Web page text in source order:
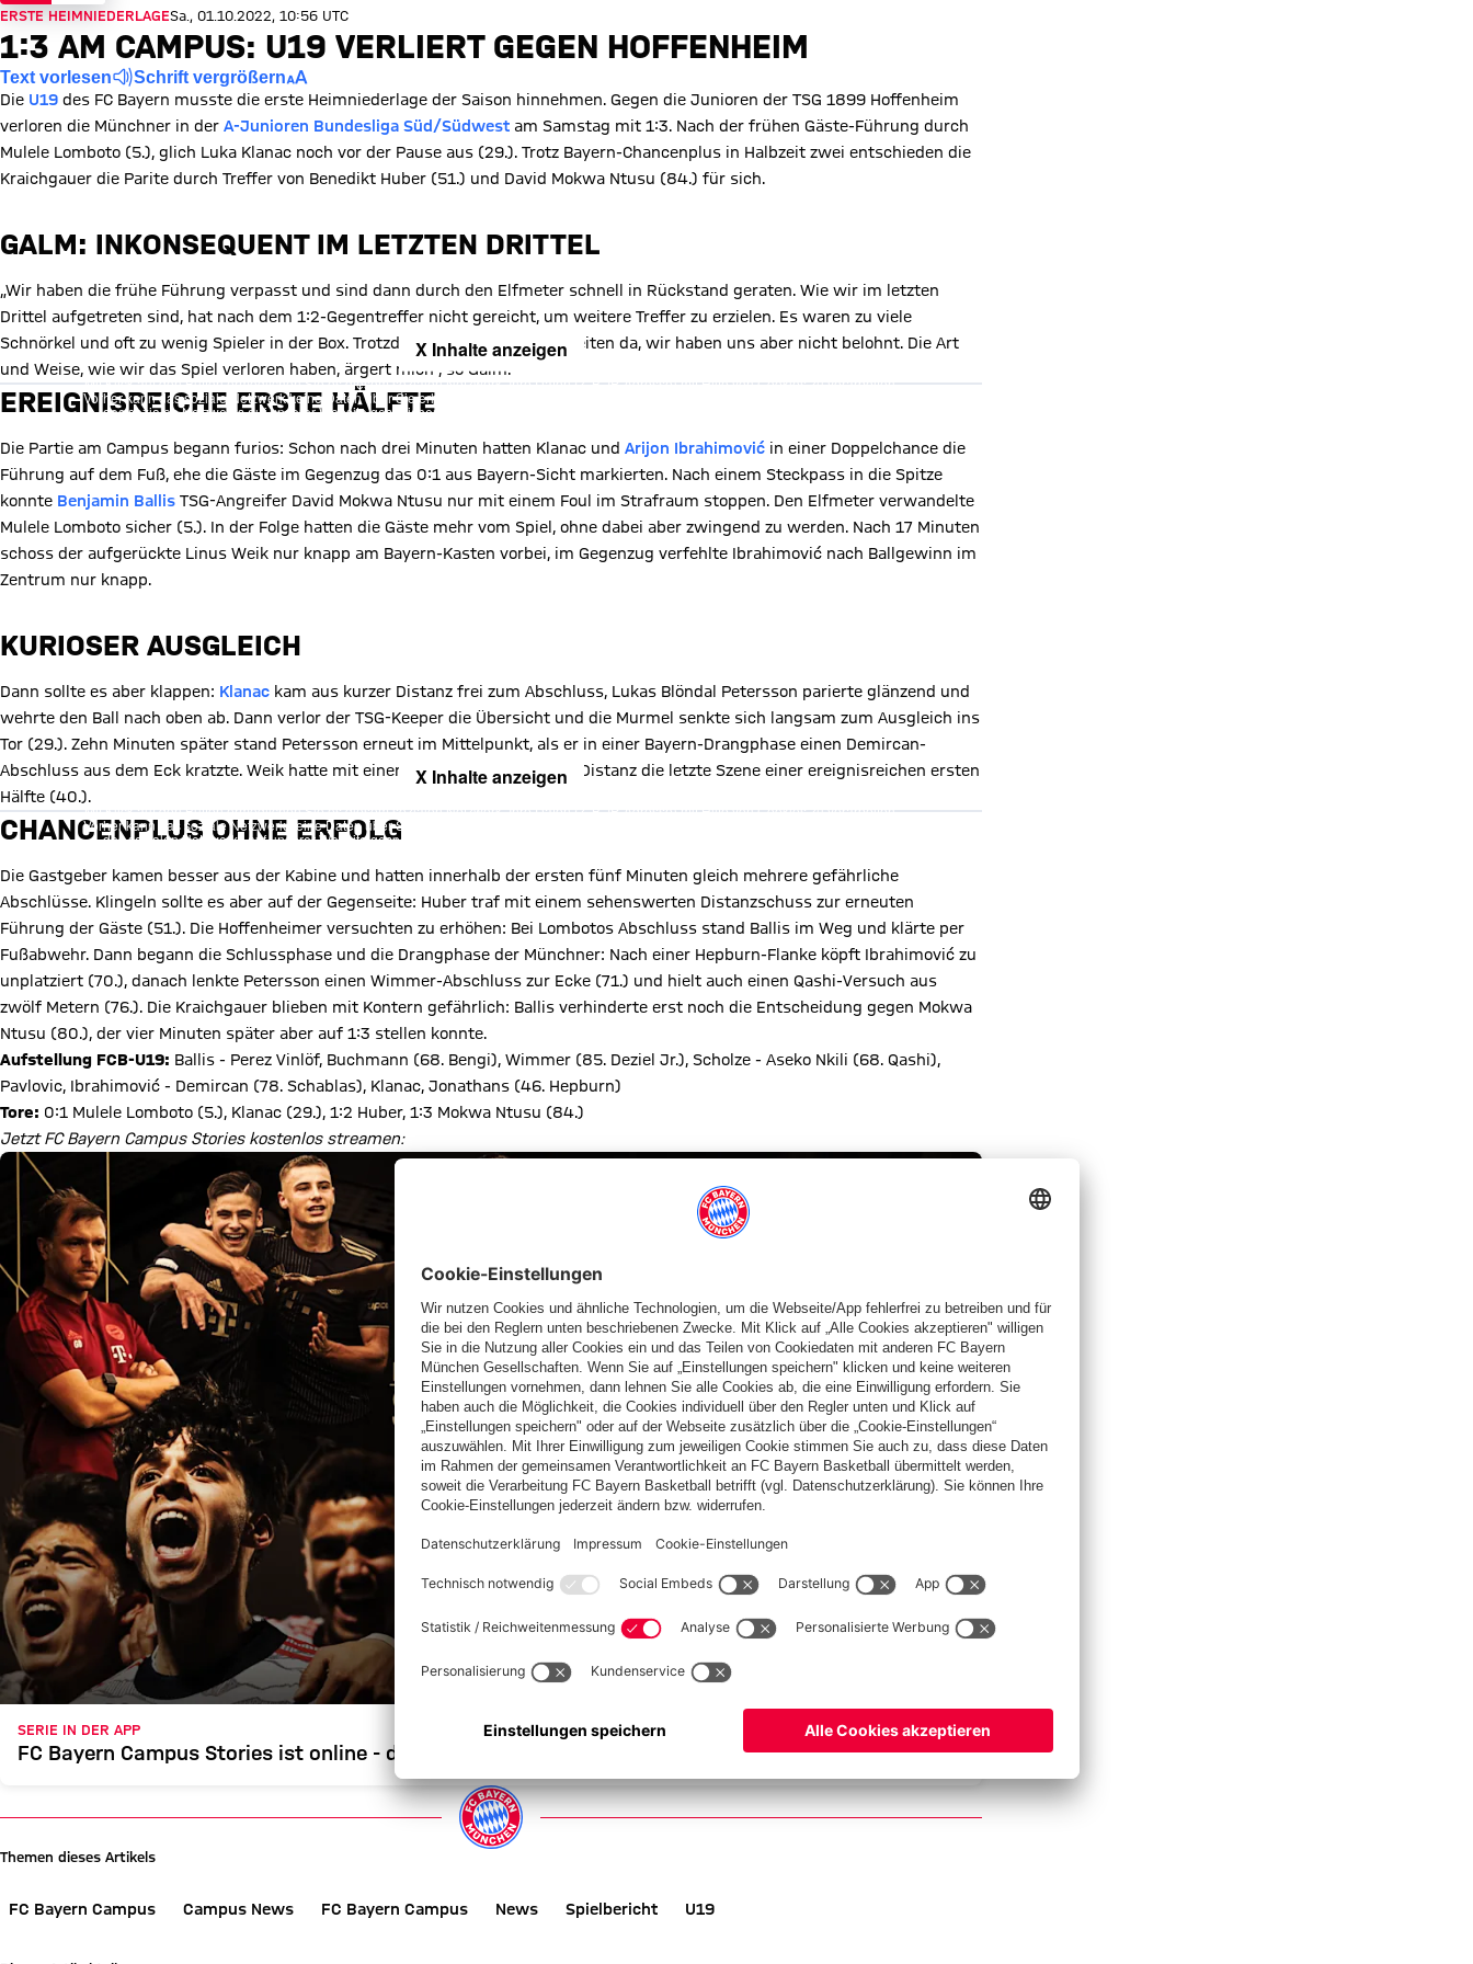
ERSTE HEIMNIEDERLAGESa., 01.10.2022, 10:56 UTC
1:3 AM CAMPUS: U19 VERLIERT GEGEN HOFFENHEIM
Text vorlesen Schrift vergrößern
Die U19 des FC Bayern musste die erste Heimniederlage der Saison hinnehmen. Gegen die Junioren der TSG 1899 Hoffenheim
verloren die Münchner in der A-Junioren Bundesliga Süd/Südwest am Samstag mit 1:3. Nach der frühen Gäste-Führung durch
Mulele Lomboto (5.), glich Luka Klanac noch vor der Pause aus (29.). Trotz Bayern-Chancenplus in Halbzeit zwei entschieden die
Kraichgauer die Parite durch Treffer von Benedikt Huber (51.) und David Mokwa Ntusu (84.) für sich.
GALM: INKONSEQUENT IM LETZTEN DRITTEL
„Wir haben die frühe Führung verpasst und sind dann durch den Elfmeter schnell in Rückstand geraten. Wie wir im letzten
Drittel aufgetreten sind, hat nach dem 1:2-Gegentreffer nicht gereicht, um weitere Treffer zu erzielen. Es waren zu viele
Schnörkel und oft zu wenig Spieler in der Box. Trotzdem waren die Möglichkeiten da, wir haben uns aber nicht belohnt. Die Art
und Weise, wie wir das Spiel verloren haben, ärgert mich“, so Galm.
X Inhalte anzeigen
Mit Klick auf den Button ermöglichen Sie es diesem sozialen Netzwerk, Ihre Daten (z. B. IP-Adresse) mit Hilfe von Cookies zu verarbeiten.
Vorher kann das soziale Netzwerk keine Daten über Sie erheben, um Ihnen die Inhalte anzuzeigen. Diese Einstellung wird für alle Inhalte
des sozialen Netzwerks auf unserer Website gespeichert und Sie können dies jederzeit in der
EREIGNISREICHE ERSTE HÄLFTE
Die Partie am Campus begann furios: Schon nach drei Minuten hatten Klanac und Arijon Ibrahimović in einer Doppelchance die
Führung auf dem Fuß, ehe die Gäste im Gegenzug das 0:1 aus Bayern-Sicht markierten. Nach einem Steckpass in die Spitze
konnte Benjamin Ballis TSG-Angreifer David Mokwa Ntusu nur mit einem Foul im Strafraum stoppen. Den Elfmeter verwandelte
Mulele Lomboto sicher (5.). In der Folge hatten die Gäste mehr vom Spiel, ohne dabei aber zwingend zu werden. Nach 17 Minuten
schoss der aufgerückte Linus Weik nur knapp am Bayern-Kasten vorbei, im Gegenzug verfehlte Ibrahimović nach Ballgewinn im
Zentrum nur knapp.
KURIOSER AUSGLEICH
Dann sollte es aber klappen: Klanac kam aus kurzer Distanz frei zum Abschluss, Lukas Blöndal Petersson parierte glänzend und
wehrte den Ball nach oben ab. Dann verlor der TSG-Keeper die Übersicht und die Murmel senkte sich langsam zum Ausgleich ins
Tor (29.). Zehn Minuten später stand Petersson erneut im Mittelpunkt, als er in einer Bayern-Drangphase einen Demircan-
Abschluss aus dem Eck kratzte. Weik hatte mit einem Lattenknaller aus der Distanz die letzte Szene einer ereignisreichen ersten
Hälfte (40.).
X Inhalte anzeigen
Mit Klick auf den Button ermöglichen Sie es diesem sozialen Netzwerk, Ihre Daten (z. B. IP-Adresse) mit Hilfe von Cookies zu verarbeiten.
Vorher kann das soziale Netzwerk keine Daten über Sie erheben, um Ihnen die Inhalte anzuzeigen. Diese Einstellung wird für alle Inhalte
des sozialen Netzwerks auf unserer Website gespeichert und Sie können dies jederzeit in der
CHANCENPLUS OHNE ERFOLG
Die Gastgeber kamen besser aus der Kabine und hatten innerhalb der ersten fünf Minuten gleich mehrere gefährliche
Abschlüsse. Klingeln sollte es aber auf der Gegenseite: Huber traf mit einem sehenswerten Distanzschuss zur erneuten
Führung der Gäste (51.). Die Hoffenheimer versuchten zu erhöhen: Bei Lombotos Abschluss stand Ballis im Weg und klärte per
Fußabwehr. Dann begann die Schlussphase und die Drangphase der Münchner: Nach einer Hepburn-Flanke köpft Ibrahimović zu
unplatziert (70.), danach lenkte Petersson einen Wimmer-Abschluss zur Ecke (71.) und hielt auch einen Qashi-Versuch aus
zwölf Metern (76.). Die Kraichgauer blieben mit Kontern gefährlich: Ballis verhinderte erst noch die Entscheidung gegen Mokwa
Ntusu (80.), der vier Minuten später aber auf 1:3 stellen konnte.
Aufstellung FCB-U19: Ballis - Perez Vinlöf, Buchmann (68. Bengi), Wimmer (85. Deziel Jr.), Scholze - Aseko Nkili (68. Qashi),
Pavlovic, Ibrahimović - Demircan (78. Schablas), Klanac, Jonathans (46. Hepburn)
Tore: 0:1 Mulele Lomboto (5.), Klanac (29.), 1:2 Huber, 1:3 Mokwa Ntusu (84.)
Jetzt FC Bayern Campus Stories kostenlos streamen:
SERIE IN DER APP
FC Bayern Campus Stories ist online - die Serie für Dein Smartphone
Themen dieses Artikels
FC Bayern Campus Campus News FC Bayern Campus News Spielbericht U19